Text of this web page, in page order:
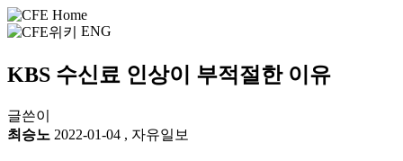
ENG
KBS 수신료 인상이 부적절한 이유
글쓴이
최승노 2022-01-04 , 자유일보